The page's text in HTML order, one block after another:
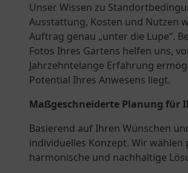
Unser Wissen zu
Ausstattung, Kosten und Nutzen
Auftrag genau „unter die Lupe“.
Fotos Ihres Gartens helfen uns,
Jahrzehntelange Erfahrung
Potential Ihres Anwesens liegt.
Maßgeschneiderte Planung für
Basierend auf Ihren Wünschen
individuelles Konzept. Wir
harmonische und nachhaltige